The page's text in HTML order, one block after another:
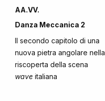
AA.VV.
Danza Meccanica 2
Il secondo capitolo di una
nuova pietra angolare nella
riscoperta della scena
wave italiana